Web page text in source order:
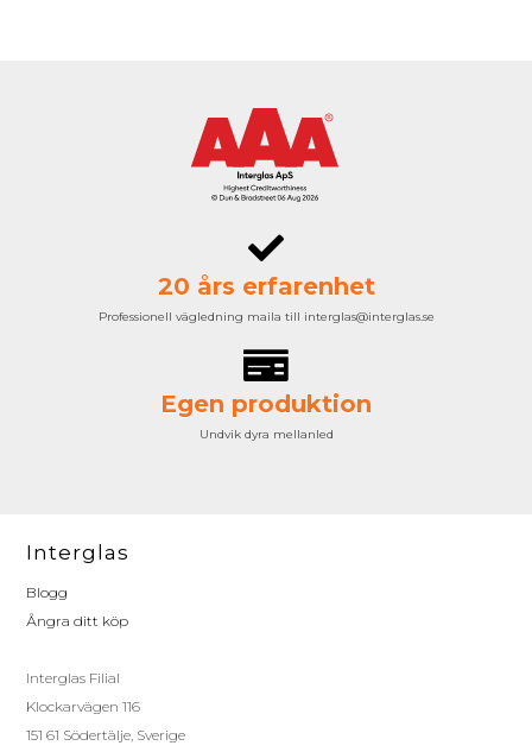
20 års erfarenhet
Professionell vägledning maila till interglas@interglas.se
Egen produktion
Undvik dyra mellanled
Interglas
Blogg
Ångra ditt köp
Interglas Filial
Klockarvägen 116
151 61 Södertälje, Sverige